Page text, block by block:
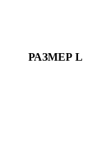
РАЗМЕР L